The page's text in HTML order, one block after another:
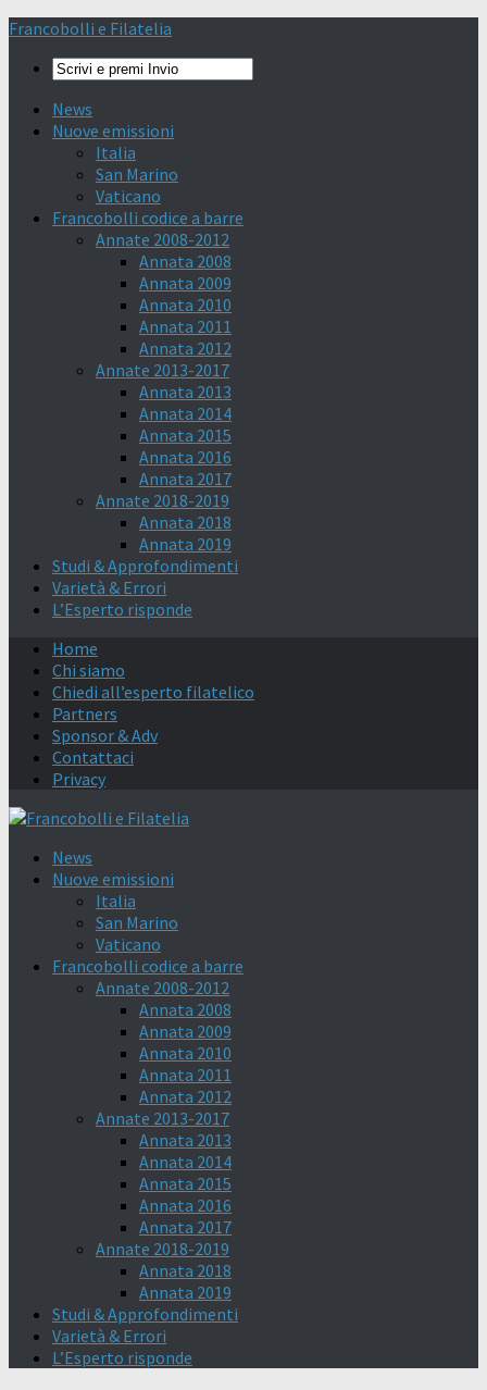
Francobolli e Filatelia
News
Nuove emissioni
Italia
San Marino
Vaticano
Francobolli codice a barre
Annate 2008-2012
Annata 2008
Annata 2009
Annata 2010
Annata 2011
Annata 2012
Annate 2013-2017
Annata 2013
Annata 2014
Annata 2015
Annata 2016
Annata 2017
Annate 2018-2019
Annata 2018
Annata 2019
Studi & Approfondimenti
Varietà & Errori
L’Esperto risponde
Home
Chi siamo
Chiedi all’esperto filatelico
Partners
Sponsor & Adv
Contattaci
Privacy
News
Nuove emissioni
Italia
San Marino
Vaticano
Francobolli codice a barre
Annate 2008-2012
Annata 2008
Annata 2009
Annata 2010
Annata 2011
Annata 2012
Annate 2013-2017
Annata 2013
Annata 2014
Annata 2015
Annata 2016
Annata 2017
Annate 2018-2019
Annata 2018
Annata 2019
Studi & Approfondimenti
Varietà & Errori
L’Esperto risponde